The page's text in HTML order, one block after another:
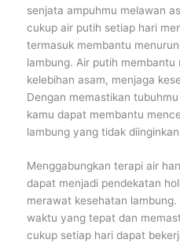
senjata ampuhmu melawan
cukup air putih setiap hari
termasuk membantu
lambung. Air putih
kelebihan asam, menjaga
Dengan memastikan
kamu dapat membantu
lambung yang tidak
Menggabungkan terapi air
dapat menjadi pendekatan
merawat kesehatan
waktu yang tepat dan
cukup setiap hari dapat